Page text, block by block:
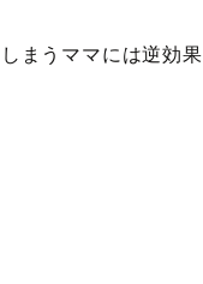
まうママには逆効果